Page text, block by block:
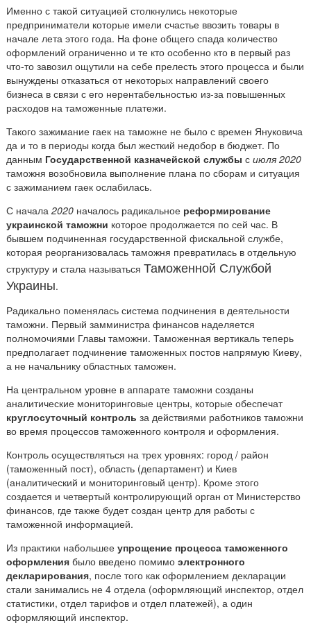
Именно с такой ситуацией столкнулись некоторые
предприниматели которые имели счастье ввозить товары в
начале лета этого года. На фоне общего спада количество
оформлений ограниченно и те кто особенно кто в первый раз
что-то завозил ощутили на себе прелесть этого процесса и были
вынуждены отказаться от некоторых направлений своего
бизнеса в связи с его нерентабельностью из-за повышенных
расходов на таможенные платежи.
Такого зажимание гаек на таможне не было с времен Януковича
да и то в периоды когда был жесткий недобор в бюджет. По
данным Государственной казначейской службы сиюля 2020
таможня возобновила выполнение плана по сборам и ситуация
с зажиманием гаек ослабилась.
С начала2020 началось радикальное реформирование
украинской таможни которое продолжается по сей час. В
бывшем подчиненная государственной фискальной службе,
которая реорганизовалась таможня превратилась в отдельную
структуру и стала называтьсяТаможенной Службой
Украины.
Радикально поменялась система подчинения в деятельности
таможни. Первый замминистра финансов наделяется
полномочиями Главы таможни. Таможенная вертикаль теперь
предполагает подчинение таможенных постов напрямую Киеву,
а не начальнику областных таможен.
На центральном уровне в аппарате таможни созданы
аналитические мониторинговые центры, которые обеспечат
круглосуточный контроль за действиями работников таможни
во время процессов таможенного контроля и оформления.
Контроль осуществляться на трех уровнях: город / район
(таможенный пост), область (департамент) и Киев
(аналитический и мониторинговый центр). Кроме этого
создается и четвертый контролирующий орган от Министерство
финансов, где также будет создан центр для работы с
таможенной информацией.
Из практики набольшееупрощение процесса таможенного
оформления было введено помимоэлектронного
декларирования, после того как оформлением декларации
стали занимались не 4 отдела (оформляющий инспектор, отдел
статистики, отдел тарифов и отдел платежей), а один
оформляющий инспектор.